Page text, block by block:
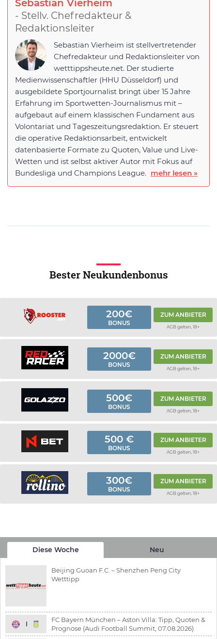
Sebastian Vierheim
- Stellv. Chefredakteur &
Redaktionsleiter
Sebastian Vierheim ist stellvertretender
Chefredakteur und Redaktionsleiter von
wetttippsheute.net. Der studierte
Medienwissenschaftler (HHU Düsseldorf) und
ausgebildete Sportjournalist bringt über 15 Jahre
Erfahrung im Sportwetten-Journalismus mit –
aufgebaut auf einem klassischen Fundament aus
Volontariat und Tageszeitungsredaktion. Er steuert
die operative Redaktionsarbeit, entwickelt
datenbasierte Formate zu Quoten, Value und Live-
Wetten und ist selbst aktiver Autor mit Fokus auf
Bundesliga und Champions League. mehr lesen »
Bester Neukundenbonus
200€
BONUS
ZUM ANBIETER
AGB gelten, 18+
2000€
BONUS
ZUM ANBIETER
AGB gelten, 18+
500€
BONUS
ZUM ANBIETER
AGB gelten, 18+
500 €
BONUS
ZUM ANBIETER
AGB gelten, 18+
300€
BONUS
ZUM ANBIETER
AGB gelten, 18+
Diese Woche Neu
Beijing Guoan F.C. – Shenzhen Peng City
Wetttipp
FC Bayern München – Aston Villa: Tipp, Quoten &
Prognose (Audi Football Summit, 07.08.2026)